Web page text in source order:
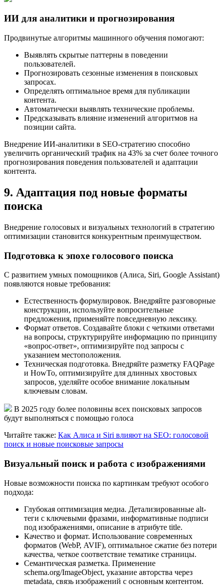
ИИ для аналитики и прогнозирования
Продвинутые алгоритмы машинного обучения помогают:
Выявлять скрытые паттерны в поведении
пользователей.
Прогнозировать сезонные изменения в поисковых
запросах.
Определять оптимальное время для публикации
контента.
Автоматически выявлять технические проблемы.
Предсказывать влияние изменений алгоритмов на
позиции сайта.
Внедрение ИИ-аналитики в SEO-стратегию способно
увеличить органический трафик на 43% за счет более точного
прогнозирования поведения пользователей и адаптации
контента.
9. Адаптация под новые форматы
поиска
Внедрение голосовых и визуальных технологий в стратегию
оптимизации становится конкурентным преимуществом.
Подготовка к эпохе голосового поиска
С развитием умных помощников (Алиса, Siri, Google Assistant)
появляются новые требования:
Естественность формулировок. Внедряйте разговорные
конструкции, используйте вопросительные
предложения, применяйте повседневную лексику.
Формат ответов. Создавайте блоки с четкими ответами
на вопросы, структурируйте информацию по принципу
«вопрос-ответ», оптимизируйте под запросы с
указанием местоположения.
Техническая подготовка. Внедряйте разметку FAQPage
и HowTo, оптимизируйте для длинных хвостовых
запросов, уделяйте особое внимание локальным
ключевым словам.
В 2025 году более половины всех поисковых запросов
будут выполняться с помощью голоса
Читайте также: Как Алиса и Siri влияют на SEO: голосовой
поиск и новые поисковые запросы
Визуальный поиск и работа с изображениями
Новые возможности поиска по картинкам требуют особого
подхода:
Глубокая оптимизация медиа. Детализированные alt-
теги с ключевыми фразами, информативные подписи
под изображениями, описание в атрибуте title.
Качество и формат. Использование современных
форматов (WebP, AVIF), оптимальное сжатие без потери
качества, четкое соответствие тематике страницы.
Семантическая разметка. Применение
schema.org/ImageObject, указание авторства через
metadata, связь изображений с основным контентом.